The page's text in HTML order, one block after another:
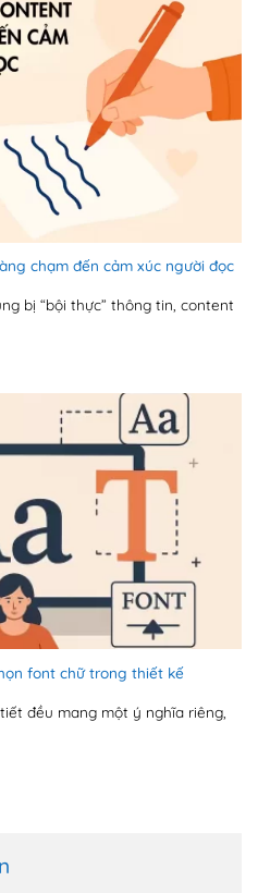
chạm đến cảm xúc người đọc
bị “bội thực” thông tin, content
font chữ trong thiết kế
đều mang một ý nghĩa riêng,